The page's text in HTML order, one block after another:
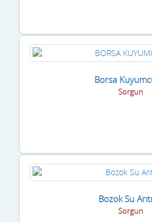
Borsa
Sorgun
Bozok Su
Sorgun